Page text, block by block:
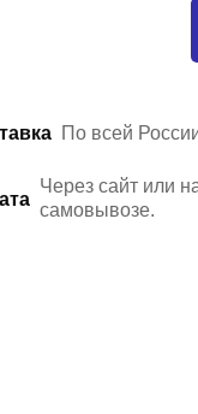
По всей
Через сайт или
самовывозе.